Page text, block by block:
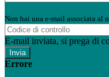
Non hai una e-mail associata al
E-mail inviata, si prega di
Errore